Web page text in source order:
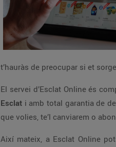
t’hauràs de preocupar si et
El servei d’Esclat Online és
Esclat i amb total garantia de
que volies, te’l canviarem o
Així mateix, a Esclat Online